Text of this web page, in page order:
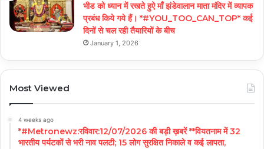
भीड को ध्यान में रखते हुऐ माँ झंडेवालान माता मंदिर में व्यापक
प्रबंध किये गये हैं। *#YOU_TOO_CAN_TOP* कई
दिनों से चल रही तैयारियों के बीच
January 1, 2026
Most Viewed
4 weeks ago
*#Metronewz:रविवार:12/07/2026 की बड़ी ख़बरें **वियतनाम में 32
भारतीय पर्यटकों से भरी नाव पलटी; 15 लोग सुरक्षित निकाले व कई लापता,